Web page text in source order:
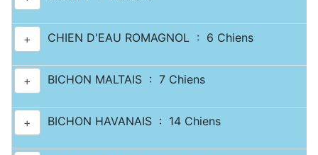
+ CHIEN D'EAU ROMAGNOL : 6 Chiens
+ BICHON MALTAIS : 7 Chiens
+ BICHON HAVANAIS : 14 Chiens